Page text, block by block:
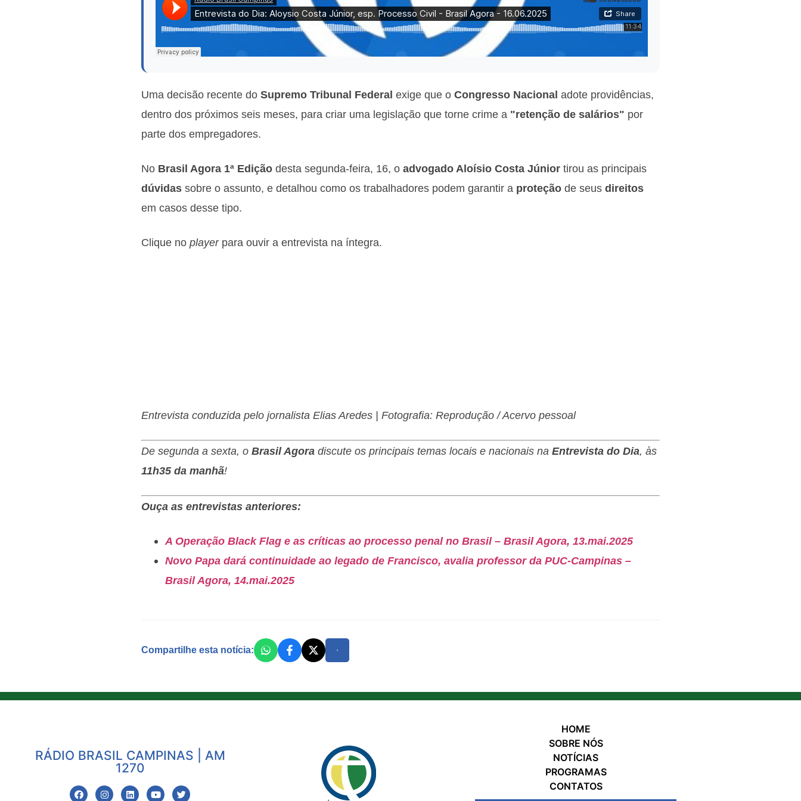
Uma decisão recente do Supremo Tribunal Federal exige que o Congresso Nacional adote providências,
dentro dos próximos seis meses, para criar uma legislação que torne crime a "retenção de salários" por
parte dos empregadores.
No Brasil Agora 1ª Edição desta segunda-feira, 16, o advogado Aloísio Costa Júnior tirou as principais
dúvidas sobre o assunto, e detalhou como os trabalhadores podem garantir a proteção de seus direitos
em casos desse tipo.
Clique no playerpara ouvir a entrevista na íntegra.
Entrevista conduzida pelo jornalista Elias Aredes | Fotografia: Reprodução / Acervo pessoal
De segunda a sexta, o Brasil Agora discute os principais temas locais e nacionais na Entrevista do Dia, às
11h35 da manhã!
Ouça as entrevistas anteriores:
A Operação Black Flag e as críticas ao processo penal no Brasil – Brasil Agora, 13.mai.2025
Novo Papa dará continuidade ao legado de Francisco, avalia professor da PUC-Campinas –
Brasil Agora, 14.mai.2025
Compartilhe esta notícia:
RÁDIO BRASIL CAMPINAS | AM
1270
HOME
SOBRE NÓS
NOTÍCIAS
PROGRAMAS
CONTATOS